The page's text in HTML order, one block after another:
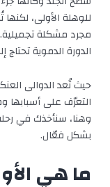
للوهلة الأولى،
مجرد مشكلة
الدورة الدموية تحتاج
حيث تُعد الدوالى
التعرّف على أسبابها
وهنا، سنأخذك في
بشكل فعّال.
ما هي